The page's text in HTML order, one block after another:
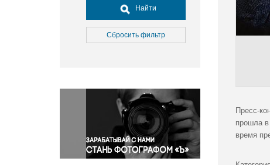
Досуг, туризм и отдых
Культура
Медицина
Окружающая среда
Политика
Правосудие
Происшествия и конфликты
Религия
Найти
Сбросить фильтр
Пресс-
прошла
время